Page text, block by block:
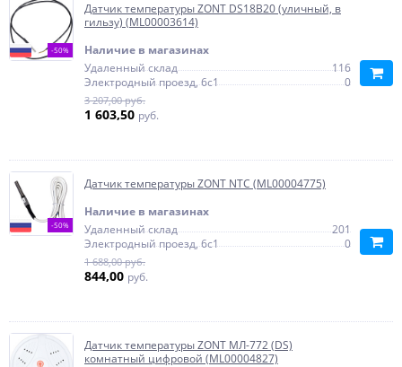
-50%
Датчик температуры ZONT DS18В20 (уличный, в
гильзу) (ML00003614)
Наличие в магазинах
Удаленный склад
116
Электродный проезд, 6с1
0
3 207,00 руб.
1 603,50 руб.
-50%
Датчик температуры ZONT NTC (ML00004775)
Наличие в магазинах
Удаленный склад
201
Электродный проезд, 6с1
0
1 688,00 руб.
844,00 руб.
Датчик температуры ZONT МЛ-772 (DS)
комнатный цифровой (ML00004827)